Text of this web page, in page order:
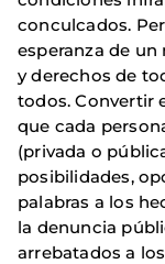
conculcados.
esperanza de
y derechos de
todos. Convertir
que cada
(privada o
posibilidades,
palabras a los
la denuncia
arrebatados a